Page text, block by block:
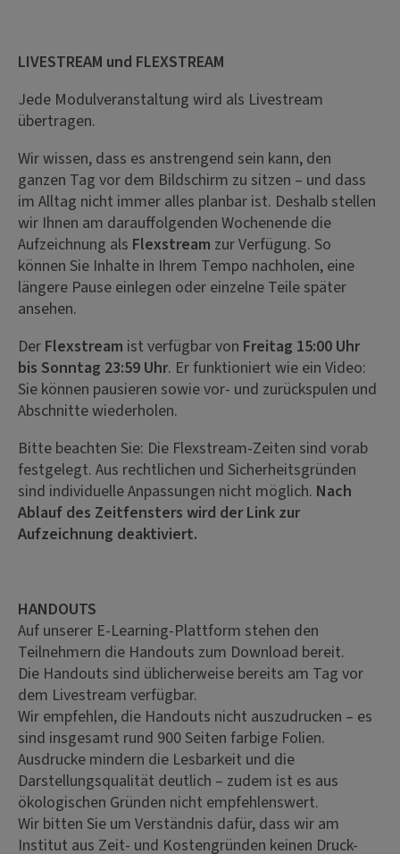
LIVESTREAM und FLEXSTREAM
Jede Modulveranstaltung wird als Livestream
übertragen.
Wir wissen, dass es anstrengend sein kann, den
ganzen Tag vor dem Bildschirm zu sitzen – und dass
im Alltag nicht immer alles planbar ist. Deshalb stellen
wir Ihnen am darauffolgenden Wochenende die
Aufzeichnung als Flexstream zur Verfügung. So
können Sie Inhalte in Ihrem Tempo nachholen, eine
längere Pause einlegen oder einzelne Teile später
ansehen.
Der Flexstream ist verfügbar von Freitag 15:00 Uhr
bis Sonntag 23:59 Uhr. Er funktioniert wie ein Video:
Sie können pausieren sowie vor- und zurückspulen und
Abschnitte wiederholen.
Bitte beachten Sie: Die Flexstream-Zeiten sind vorab
festgelegt. Aus rechtlichen und Sicherheitsgründen
sind individuelle Anpassungen nicht möglich. Nach
Ablauf des Zeitfensters wird der Link zur
Aufzeichnung deaktiviert.
HANDOUTS
Auf unserer E-Learning-Plattform stehen den
Teilnehmern die Handouts zum Download bereit.
Die Handouts sind üblicherweise bereits am Tag vor
dem Livestream verfügbar.
Wir empfehlen, die Handouts nicht auszudrucken – es
sind insgesamt rund 900 Seiten farbige Folien.
Ausdrucke mindern die Lesbarkeit und die
Darstellungsqualität deutlich – zudem ist es aus
ökologischen Gründen nicht empfehlenswert.
Wir bitten Sie um Verständnis dafür, dass wir am
Institut aus Zeit- und Kostengründen keinen Druck-